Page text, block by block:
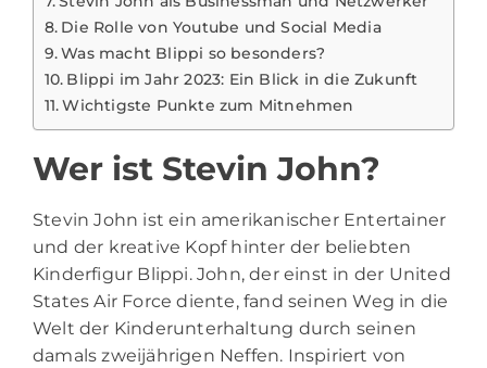
Die Rolle von Youtube und Social Media
Was macht Blippi so besonders?
Blippi im Jahr 2023: Ein Blick in die Zukunft
Wichtigste Punkte zum Mitnehmen
Wer ist Stevin John?
Stevin John ist ein amerikanischer Entertainer
und der kreative Kopf hinter der beliebten
Kinderfigur Blippi. John, der einst in der United
States Air Force diente, fand seinen Weg in die
Welt der Kinderunterhaltung durch seinen
damals zweijährigen Neffen. Inspiriert von